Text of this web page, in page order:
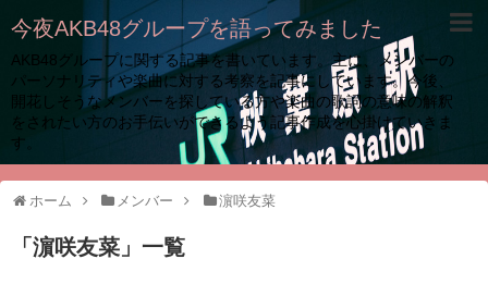
今夜AKB48グループを語ってみました
AKB48グループに関する記事を書いています。主に、メンバーの
パーソナリティや楽曲に対する考察を記事にしています。今後、
開花しそうなメンバーを探している方や楽曲の歌詞の意味の解釈
をされたい方のお手伝いができるよう記事作成を心掛けていきま
す。
ホーム メンバー 濵咲友菜
「 濵咲友菜 」 一覧